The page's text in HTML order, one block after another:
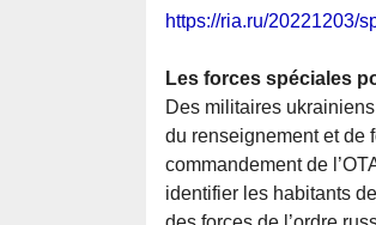
https://ria.ru/20221203/
Les forces spéciales
Des militaires
du renseignement et de
commandement de
identifier les habitants